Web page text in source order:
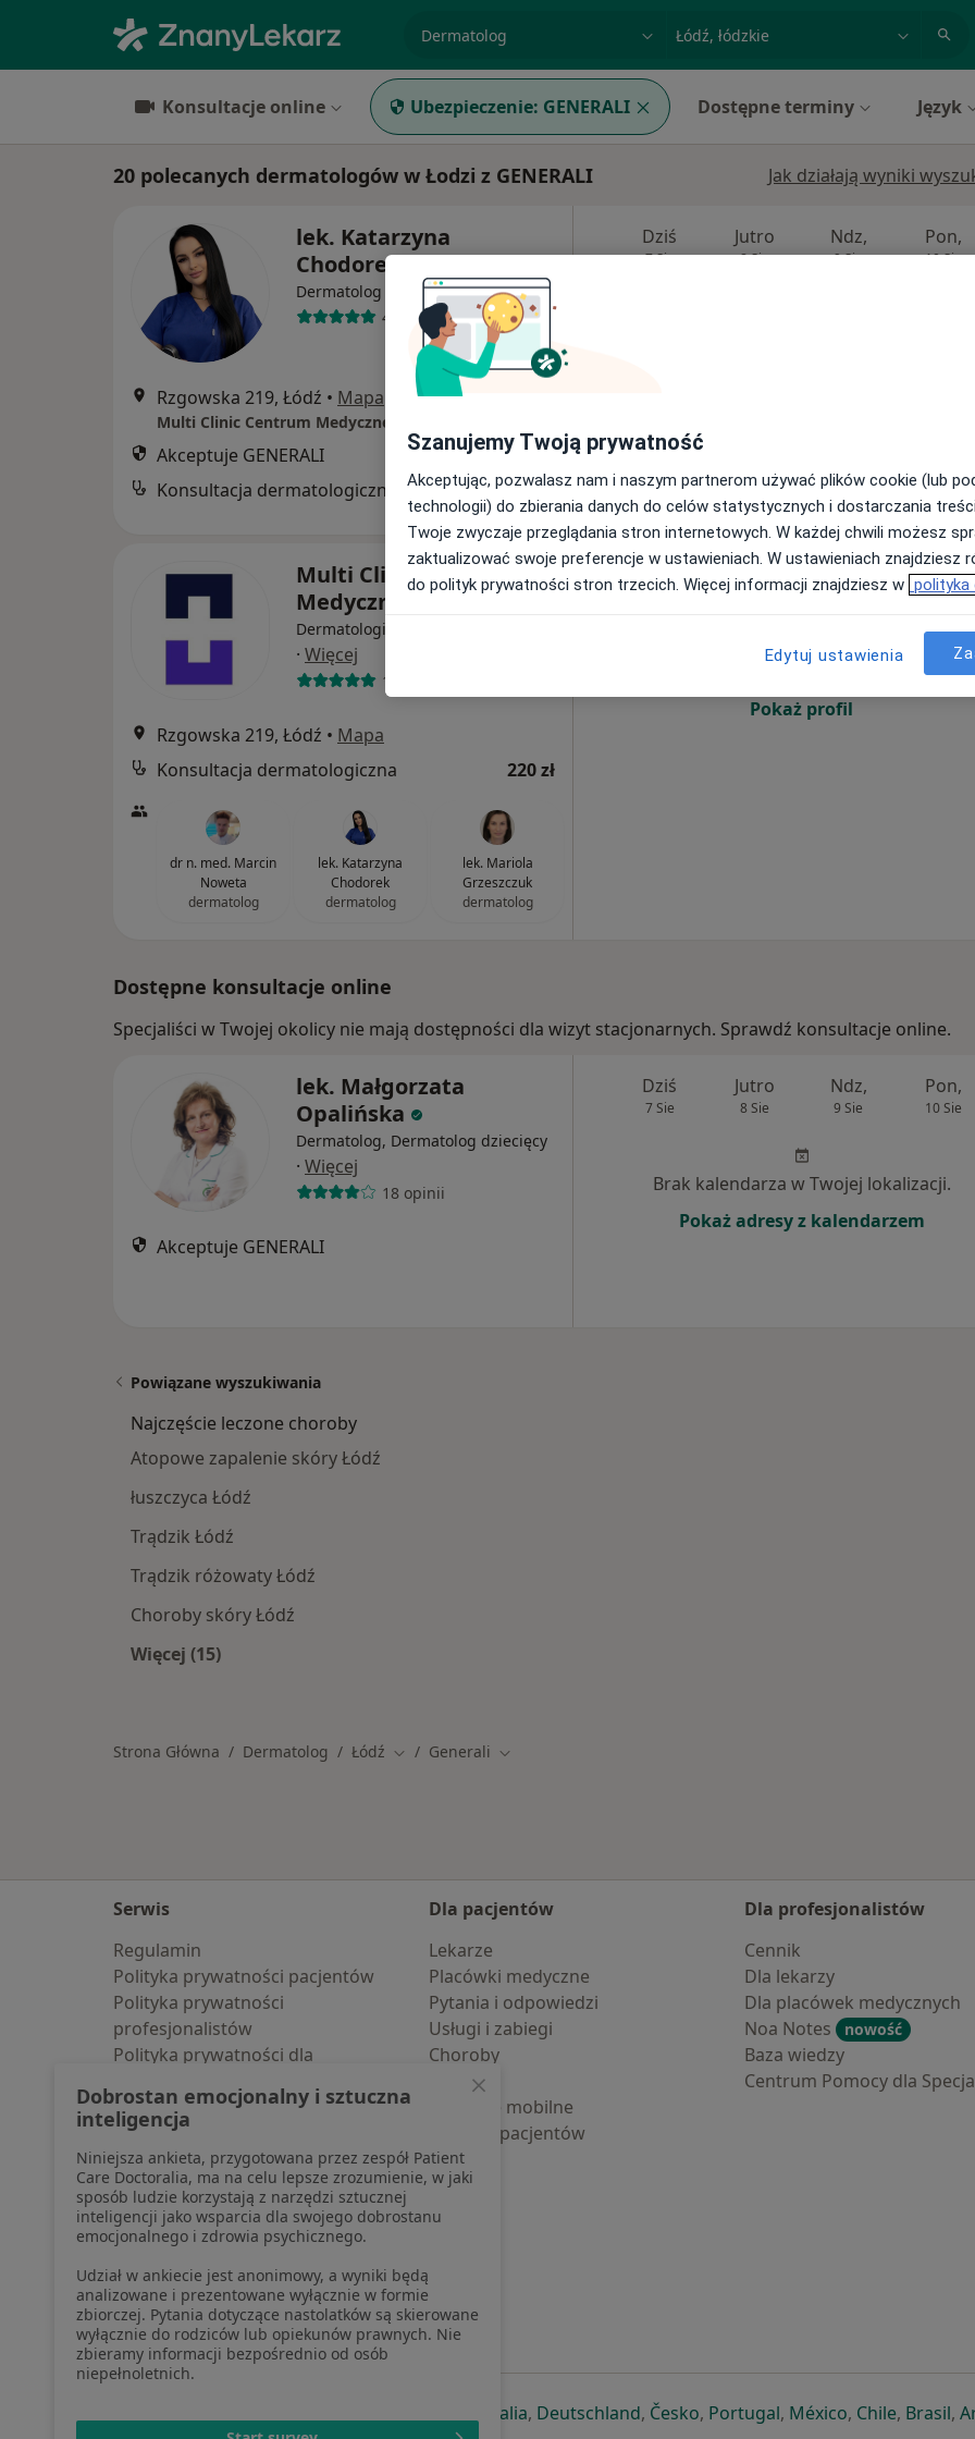
specjalizacja, badanie lub nazwiskomiasto lub dzielnica
Konsultacje online Ubezpieczenie: GENERALI Dostępne terminy Język
20 polecanych dermatologów w Łodzi z GENERALI Jak działają wyniki
lek. Katarzyna
Chodorek
Dermatolog Więcej
4 opinie
Rzgowska 219, Łódź • Mapa
Multi Clinic Centrum Medyczne Chojny
Akceptuje GENERALI
Konsultacja dermatologiczna
220 zł
Dziś
7 Sie
Jutro
8 Sie
Ndz,
9 Sie
Pon,
10 Sie
Multi Clinic Centrum
Medyczne Chojny
Dermatologia, Ginekologia, Interna
· Więcej
1350 opinii
Rzgowska 219, Łódź • Mapa
Konsultacja dermatologiczna
220 zł
dr n. med. Marcin
Noweta
dermatolog
lek. Katarzyna
Chodorek
dermatolog
lek. Mariola
Grzeszczuk
dermatolog
Dziś
7 Sie
Jutro
8 Sie
Ndz,
9 Sie
Pon,
10 Sie
Umawianie online nie jest dostępne
Pokaż profil
Dostępne konsultacje online
Specjaliści w Twojej okolicy nie mają dostępności dla wizyt stacjonarnych. Sprawdź konsultacje online.
lek. Małgorzata
Opalińska
Dermatolog, Dermatolog dziecięcy
· Więcej
18 opinii
Akceptuje GENERALI
Dziś
7 Sie
Jutro
8 Sie
Ndz,
9 Sie
Pon,
10 Sie
Brak kalendarza w Twojej lokalizacji.
Pokaż adresy z kalendarzem
Powiązane wyszukiwania
Najczęście leczone choroby
Atopowe zapalenie skóry Łódź
łuszczyca Łódź
Trądzik Łódź
Trądzik różowaty Łódź
Choroby skóry Łódź
Więcej (15)
Strona Główna Dermatolog Łódź Zmień miasto
Generali Zmień miasto
Serwis
Regulamin
Polityka prywatności pacjentów
Polityka prywatności
profesjonalistów
Polityka prywatności dla
pozyskaliśmy samodzielnie
Polityka cookies
Jak działają wyniki wyszukiwania
Dostępność
O nas
Praca Rekrutujemy!
Partnerzy
Centrum prasowe
Kontakt
Dla pacjentów
Lekarze
Placówki medyczne
Pytania i odpowiedzi
Usługi i zabiegi
Choroby
Pomoc
Aplikacje mobilne
Blog dla pacjentów
Dla profesjonalistów
Cennik
Dla lekarzy
Dla placówek medycznych
Noa Notes
nowość
Baza wiedzy
Centrum Pomocy dla
otwiera się w nowej karcie
otwiera się w nowej karcie
otwiera się w nowej karcie
Italiaotwiera się w nowej karcie
, Deutschlandotwiera się w nowej karcie
, Českootwiera się w nowej karcie
, Portugalotwiera się w nowej
, Méxicootwiera się w
, Chileotwiera
, Brasil,
Szanujemy Twoją prywatność
Akceptując, pozwalasz nam i naszym partnerom używać plików cookie (lub
technologii) do zbierania danych do celów statystycznych i dostarczania
Twoje zwyczaje przeglądania stron internetowych. W każdej chwili możesz
zaktualizować swoje preferencje w ustawieniach. W ustawieniach znajdziesz
do polityk prywatności stron trzecich. Więcej informacji znajdziesz w polityka
Edytuj ustawienia
Dobrostan emocjonalny i sztuczna
inteligencja
Niniejsza ankieta, przygotowana przez zespół Patient
Care Doctoralia, ma na celu lepsze zrozumienie, w jaki
sposób ludzie korzystają z narzędzi sztucznej
inteligencji jako wsparcia dla swojego dobrostanu
emocjonalnego i zdrowia psychicznego.
Udział w ankiecie jest anonimowy, a wyniki będą
analizowane i prezentowane wyłącznie w formie
zbiorczej. Pytania dotyczące nastolatków są skierowane
wyłącznie do rodziców lub opiekunów prawnych. Nie
zbieramy informacji bezpośrednio od osób
niepełnoletnich.